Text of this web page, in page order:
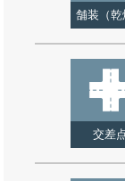
舗装（乾
交差